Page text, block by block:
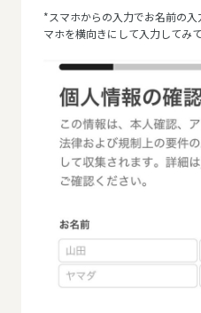
*スマホからの入力でお名前の
マホを横向きにして入力してみ